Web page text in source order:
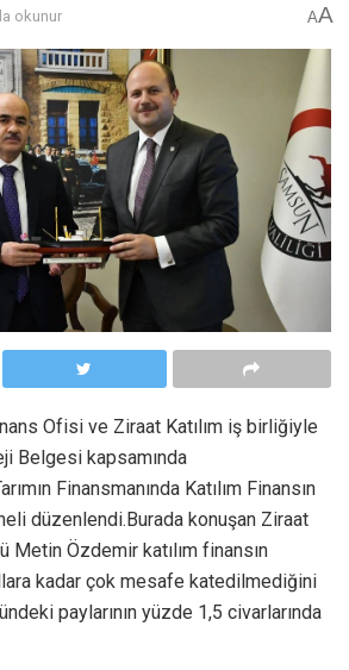
okunur AA
Ofisi ve Ziraat Katılım iş birliğiyle
Belgesi kapsamında
Finansmanında Katılım Finansın
düzenlendi.Burada konuşan Ziraat
Metin Özdemir katılım finansın
kadar çok mesafe katedilmediğini
paylarının yüzde 1,5 civarlarında